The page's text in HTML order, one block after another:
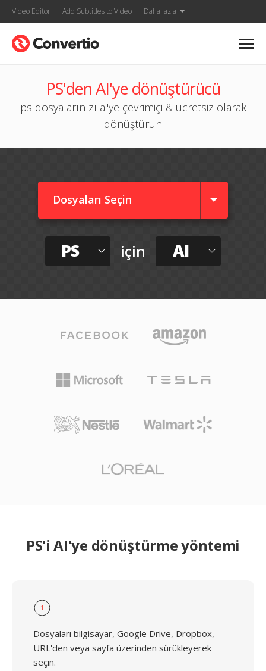
Video Editor Add Subtitles to Video Daha fazla
PS'den AI'ye dönüştürücü
ps dosyalarınızı ai'ye çevrimiçi & ücretsiz olarak
dönüştürün
Dosyaları Seçin
PS için AI
PS'i AI'ye dönüştürme yöntemi
1
Dosyaları bilgisayar, Google Drive, Dropbox,
URL'den veya sayfa üzerinden sürükleyerek
seçin.